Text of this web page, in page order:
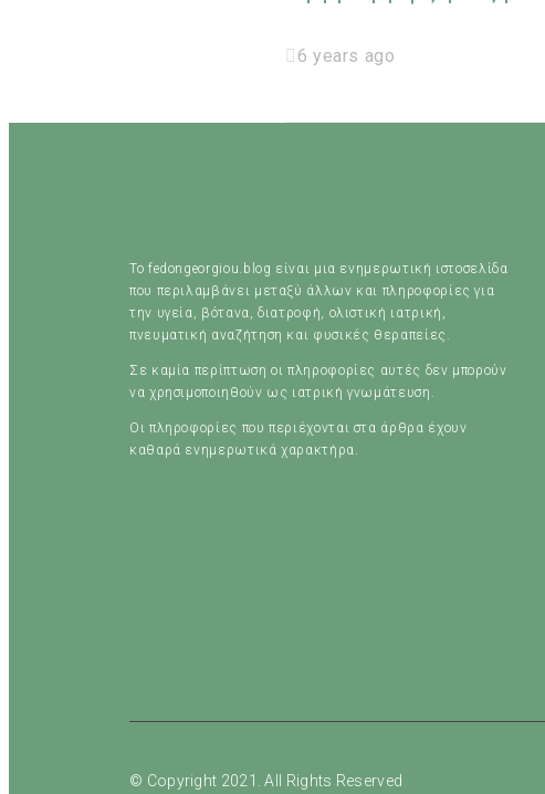
6 years ago
Το fedongeorgiou.blog είναι μια ενημερωτική ιστοσελίδα
που περιλαμβάνει μεταξύ άλλων και πληροφορίες για
την υγεία, βότανα, διατροφή, ολιστική ιατρική,
πνευματική αναζήτηση και φυσικές θεραπείες.
Σε καμία περίπτωση οι πληροφορίες αυτές δεν μπορούν
να χρησιμοποιηθούν ως ιατρική γνωμάτευση.
Οι πληροφορίες που περιέχονται στα άρθρα έχουν
καθαρά ενημερωτικά χαρακτήρα.
© Copyright 2021. All Rights Reserved